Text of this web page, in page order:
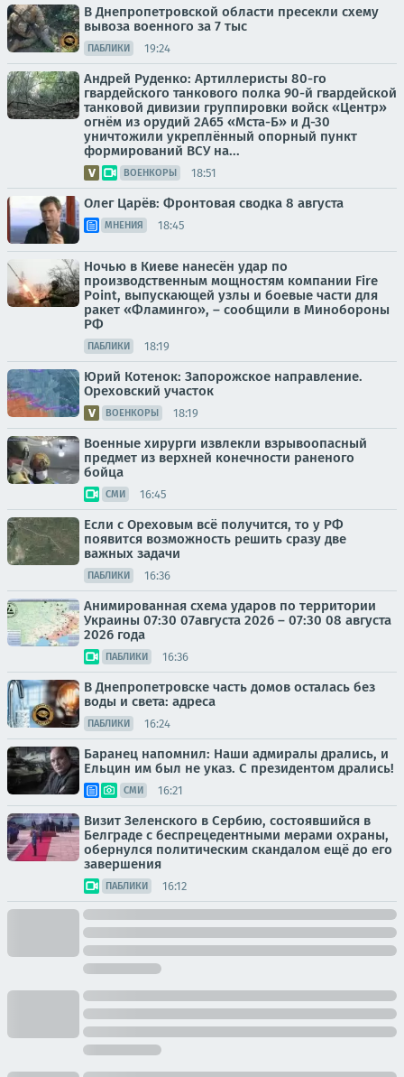
В Днепропетровской области пресекли схему
вывоза военного за 7 тыс
ПАБЛИКИ 19:24
Андрей Руденко: Артиллеристы 80-го
гвардейского танкового полка 90-й гвардейской
танковой дивизии группировки войск «Центр»
огнём из орудий 2А65 «Мста-Б» и Д-30
уничтожили укреплённый опорный пункт
формирований ВСУ на...
ВОЕНКОРЫ 18:51
Олег Царёв: Фронтовая сводка 8 августа
МНЕНИЯ 18:45
Ночью в Киеве нанесён удар по
производственным мощностям компании Fire
Point, выпускающей узлы и боевые части для
ракет «Фламинго», – сообщили в Минобороны
РФ
ПАБЛИКИ 18:19
Юрий Котенок: Запорожское направление.
Ореховский участок
ВОЕНКОРЫ 18:19
Военные хирурги извлекли взрывоопасный
предмет из верхней конечности раненого
бойца
СМИ 16:45
Если с Ореховым всё получится, то у РФ
появится возможность решить сразу две
важных задачи
ПАБЛИКИ 16:36
Анимированная схема ударов по территории
Украины 07:30 07августа 2026 – 07:30 08 августа
2026 года
ПАБЛИКИ 16:36
В Днепропетровске часть домов осталась без
воды и света: адреса
ПАБЛИКИ 16:24
Баранец напомнил: Наши адмиралы дрались, и
Ельцин им был не указ. С президентом дрались!
СМИ 16:21
Визит Зеленского в Сербию, состоявшийся в
Белграде с беспрецедентными мерами охраны,
обернулся политическим скандалом ещё до его
завершения
ПАБЛИКИ 16:12